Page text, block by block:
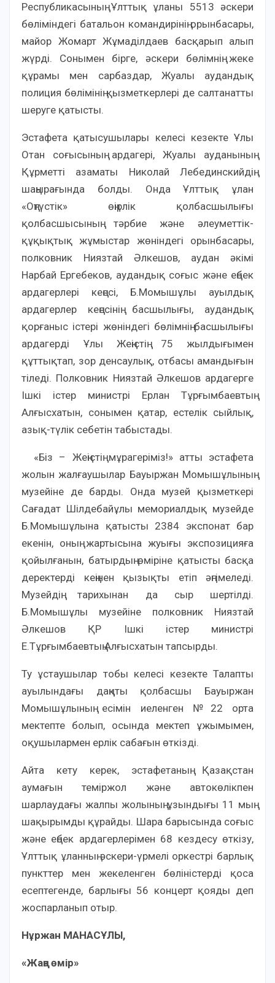
Республикасының Ұлттық ұланы 5513 әскери
бөліміндегі батальон командирінің орынбасары,
майор Жомарт Жұмаділдаев басқарып алып
жүрді. Сонымен бірге, әскери бөлімнің жеке
құрамы мен сарбаздар, Жуалы аудандық
полиция бөлімінің қызметкерлері де салтанатты
шеруге қатысты.
Эстафета қатысушылары келесі кезекте Ұлы
Отан соғысының ардагері, Жуалы ауданының
Құрметті азаматы Николай Лебединскийдің
шаңырағында болды. Онда Ұлттық ұлан
«Оңтүстік» өңірлік қолбасшылығы
қолбасшысының тәрбие және әлеуметтік-
құқықтық жұмыстар жөніндегі орынбасары,
полковник Ниязтай Әлкешов, аудан әкімі
Нарбай Ергебеков, аудандық соғыс және еңбек
ардагерлері кеңесі, Б.Момышұлы ауылдық
ардагерлер кеңесінің басшылығы, аудандық
қорғаныс істері жөніндегі бөлімнің басшылығы
ардагерді Ұлы Жеңістің 75 жылдығымен
құттықтап, зор денсаулық, отбасы амандығын
тіледі. Полковник Ниязтай Әлкешов ардагерге
Ішкі істер министрі Ерлан Тұрғымбаевтың
Алғысхатын, сонымен қатар, естелік сыйлық,
азық-түлік себетін табыстады.
«Біз – Жеңістің мұрагеріміз!» атты эстафета
жолын жалғаушылар Бауыржан Момышұлының
музейіне де барды. Онда музей қызметкері
Сағадат Шілдебайұлы мемориалдық музейде
Б.Момышұлына қатысты 2384 экспонат бар
екенін, оның жартысына жуығы экспозицияға
қойылғанын, батырдың өміріне қатысты басқа
деректерді кеңінен қызықты етіп әңгімеледі.
Музейдің тарихынан да сыр шертілді.
Б.Момышұлы музейіне полковник Ниязтай
Әлкешов ҚР Ішкі істер министрі
Е.Тұрғымбаевтың Алғысхатын тапсырды.
Ту ұстаушылар тобы келесі кезекте Талапты
ауылындағы даңқты қолбасшы Бауыржан
Момышұлының есімін иеленген №22 орта
мектепте болып, осында мектеп ұжымымен,
оқушылармен ерлік сабағын өткізді.
Айта кету керек, эстафетаның Қазақстан
аумағын теміржол және автокөлікпен
шарлаудағы жалпы жолының ұзындығы 11 мың
шақырымды құрайды. Шара барысында соғыс
және еңбек ардагерлерімен 68 кездесу өткізу,
Ұлттық ұланның әскери-үрмелі оркестрі барлық
пункттер мен жекеленген бөліністерді қоса
есептегенде, барлығы 56 концерт қояды деп
жоспарланып отыр.
Нұржан МАНАСҰЛЫ,
«Жаңа өмір»